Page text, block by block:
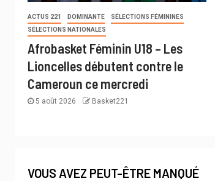
ACTUS 221 DOMINANTE
SÉLECTIONS FÉMININES
SÉLECTIONS NATIONALES
Afrobasket Féminin U18 – Les
Lioncelles débutent contre le
Cameroun ce mercredi
5 août 2026 Basket221
VOUS AVEZ PEUT-ÊTRE MANQUÉ